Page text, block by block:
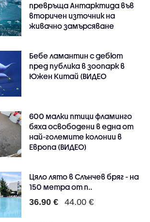
превръща Антарктида във
вторичен източник на
живачно замърсяване
Бебе ламантин с дебют
пред публика в зоопарк в
Южен Китай (ВИДЕО
600 малки птици фламинго
бяха освободени в една от
най-големите колонии в
Европа (ВИДЕО)
Цяло лято в Слънчев бряг - на
150 метра от п..
36.90 € 44.00 €